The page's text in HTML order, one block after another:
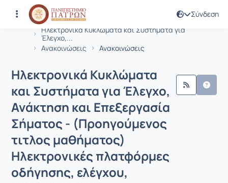
Σύνδεση
Αρχική Σελίδα
Ηλεκτρονικά Κυκλώματα και Συστήματα για
Έλεγχο,...
Ανακοινώσεις
Ανακοινώσεις
Μάθημα : Ηλεκτρονικά Κυκλώματα
Κωδικός : MSCI634
Ηλεκτρονικά Κυκλώματα
και Συστήματα για Έλεγχο,
Ανάκτηση και Επεξεργασία
Σήματος - (Προηγούμενος
τιτλος μαθήματος)
Ηλεκτρονικές πλατφόρμες
οδήγησης, ελέγχου,